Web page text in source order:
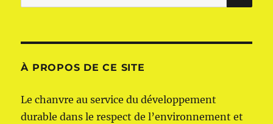
pour :
À PROPOS DE CE SITE
Le chanvre au service du développement
durable dans le respect de l’environnement et